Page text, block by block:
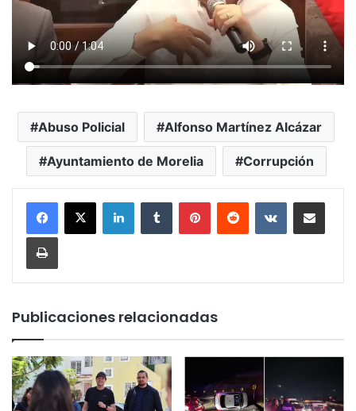
Abuso Policial Alfonso Martínez Alcázar
Ayuntamiento de Morelia Corrupción
LinkedInTumblr PinterestReddit VKontakteCompartir por
Imprimir
Publicaciones relacionadas